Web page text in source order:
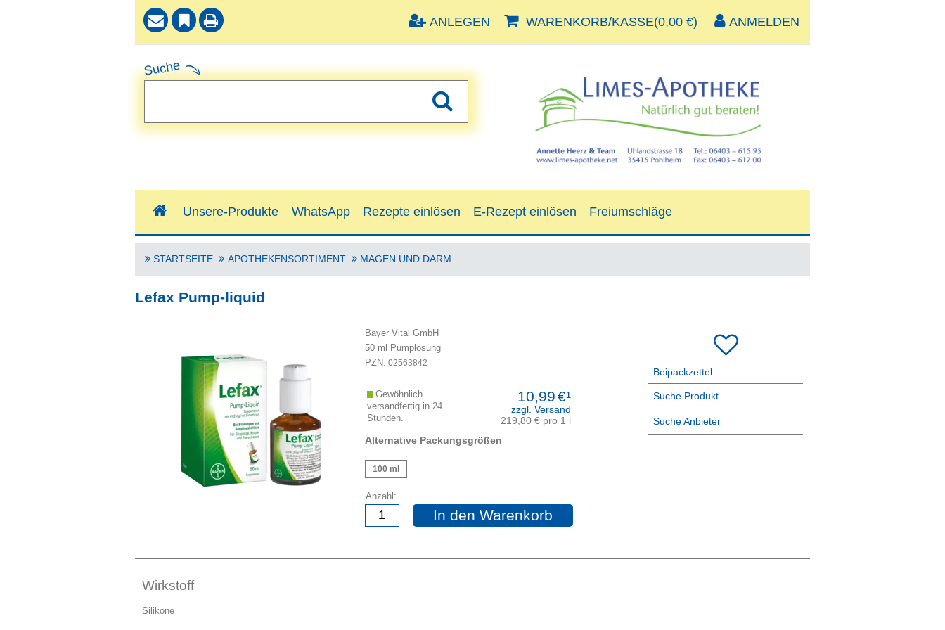
Suche
ANLEGEN WARENKORB/KASSE(0,00 €) ANMELDEN
Unsere-Produkte WhatsApp Rezepte einlösen E-Rezept einlösen Freiumschläge
STARTSEITE APOTHEKENSORTIMENT MAGEN UND DARM
Lefax Pump-liquid
Bayer Vital GmbH
50 ml
Pumplösung
PZN: 02563842
10,99€¹
zzgl. Versand
219,80 € pro 1 l
Gewöhnlich
versandfertig in 24
Stunden.
Alternative Packungsgrößen
100 ml
Anzahl:
In den Warenkorb
Beipackzettel
Suche Produkt
Suche Anbieter
Wirkstoff
Silikone